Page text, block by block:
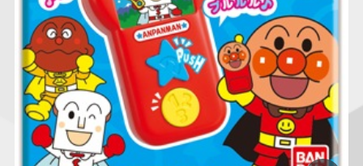
PROJECT R.E.D.・
スーパー戦隊シリー
ズ
ポケットモンスター
サンリオキャラクタ
ーズ
つりグミ SMPシリーズ キャラデコ